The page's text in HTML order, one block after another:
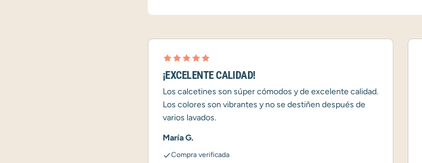
¡EXCELENTE CALIDAD!
Los calcetines son súper cómodos y de excelente calidad.
Los colores son vibrantes y no se destiñen después de
varios lavados.
María G.
Compra verificada